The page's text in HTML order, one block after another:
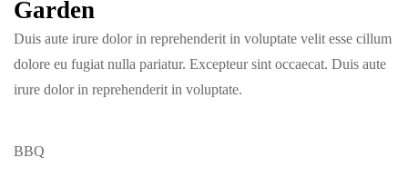
Garden
Duis aute irure dolor in reprehenderit in voluptate velit esse cillum
dolore eu fugiat nulla pariatur. Excepteur sint occaecat. Duis aute
irure dolor in reprehenderit in voluptate.
BBQ